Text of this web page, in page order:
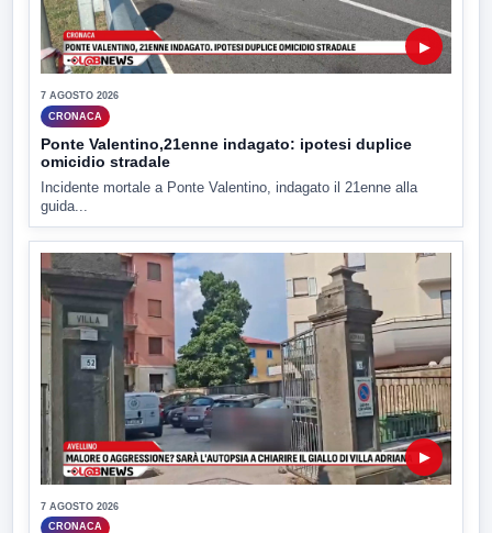
▶
7 AGOSTO 2026
CRONACA
Ponte Valentino,21enne indagato: ipotesi duplice
omicidio stradale
Incidente mortale a Ponte Valentino, indagato il 21enne alla
guida...
▶
7 AGOSTO 2026
CRONACA